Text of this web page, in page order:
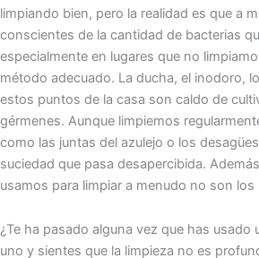
limpiando bien, pero la realidad es que a
conscientes de la cantidad de bacterias
especialmente en lugares que no
método adecuado. La ducha, el inodoro,
estos puntos de la casa son caldo de
gérmenes. Aunque limpiemos
como las juntas del azulejo o los
suciedad que pasa desapercibida.
usamos para limpiar a menudo no son
¿Te ha pasado alguna vez que has
uno y sientes que la limpieza no es